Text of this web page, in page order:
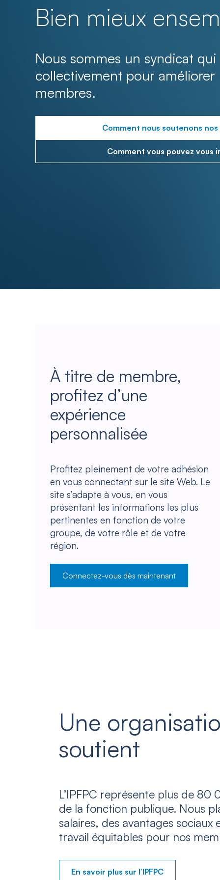
Bien mieux
Nous sommes un syndicat
collectivement pour améliorer
membres.
Comment nous soutenons
Comment vous pouvez vous
À titre de membre,
profitez d’une
expérience
personnalisée
Profitez pleinement de votre adhésion
en vous connectant sur le site Web. Le
site s’adapte à vous, en vous
présentant les informations les plus
pertinentes en fonction de votre
groupe, de votre rôle et de votre
région.
Connectez-vous dès maintenant
Une
soutient
L’IPFPC représente plus de 80
de la fonction publique. Nous
salaires, des avantages sociaux
travail équitables pour nos
En savoir plus sur l’IPFPC